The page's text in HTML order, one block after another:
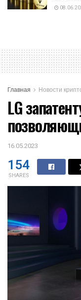
Главная Новости
LG
16.05.2023
154
SHARES